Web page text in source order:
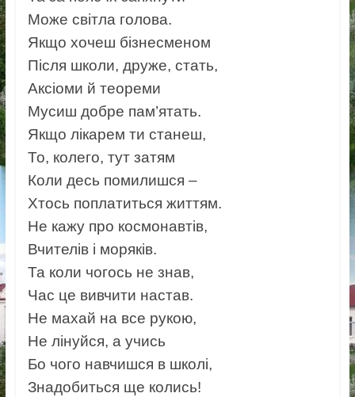
Може світла голова.
Якщо хочеш бізнесменом
Після школи, друже, стать,
Аксіоми й теореми
Мусиш добре пам’ятать.
Якщо лікарем ти станеш,
То, колего, тут затям
Коли десь помилишся –
Хтось поплатиться життям.
Не кажу про космонавтів,
Вчителів і моряків.
Та коли чогось не знав,
Час це вивчити настав.
Не махай на все рукою,
Не лінуйся, а учись
Бо чого навчишся в школі,
Знадобиться ще колись!